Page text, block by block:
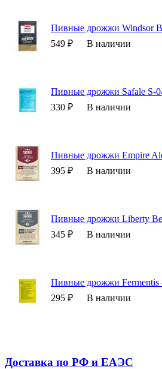
Пивные дрожжи Windsor
549 ₽
В наличии
Пивные дрожжи Safale S-
330 ₽
В наличии
Пивные дрожжи Empire
395 ₽
В наличии
Пивные дрожжи Liberty
345 ₽
В наличии
Пивные дрожжи Fermentis
295 ₽
В наличии
Доставка по РФ и EAЭС